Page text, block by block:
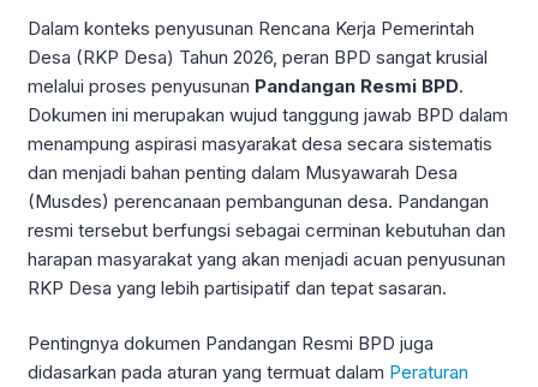
Dalam konteks penyusunan Rencana Kerja Pemerintah
Desa (RKP Desa) Tahun 2026, peran BPD sangat krusial
melalui proses penyusunan Pandangan Resmi BPD.
Dokumen ini merupakan wujud tanggung jawab BPD dalam
menampung aspirasi masyarakat desa secara sistematis
dan menjadi bahan penting dalam Musyawarah Desa
(Musdes) perencanaan pembangunan desa. Pandangan
resmi tersebut berfungsi sebagai cerminan kebutuhan dan
harapan masyarakat yang akan menjadi acuan penyusunan
RKP Desa yang lebih partisipatif dan tepat sasaran.
Pentingnya dokumen Pandangan Resmi BPD juga
didasarkan pada aturan yang termuat dalam Peraturan